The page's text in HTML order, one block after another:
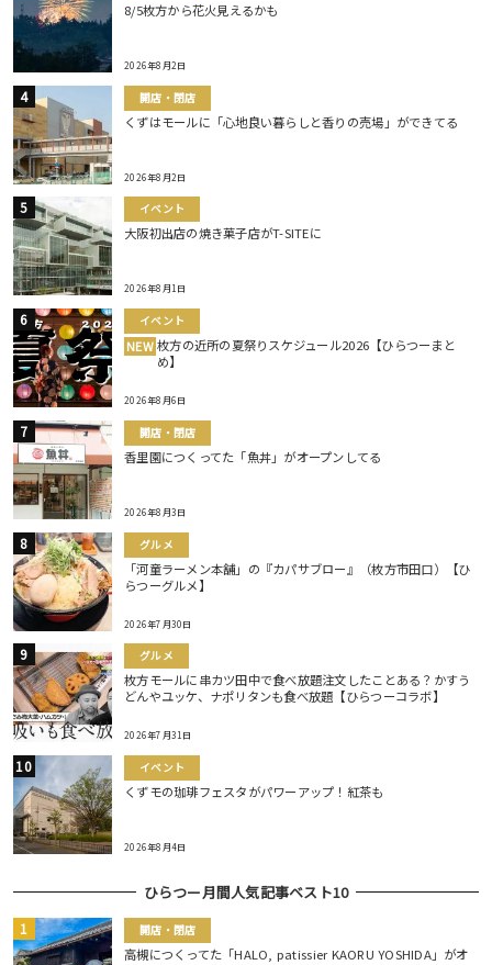
8/5枚方から花火見えるかも
2026年8月2日
開店・閉店
くずはモールに「心地良い暮らしと香りの売場」ができてる
2026年8月2日
イベント
大阪初出店の焼き菓子店がT-SITEに
2026年8月1日
イベント
NEW 枚方の近所の夏祭りスケジュール2026【ひらつーまと
め】
2026年8月6日
開店・閉店
香里園につくってた「魚丼」がオープンしてる
2026年8月3日
グルメ
「河童ラーメン本舗」の『カパサブロー』（枚方市田口）【ひ
らつーグルメ】
2026年7月30日
グルメ
枚方モールに串カツ田中で食べ放題注文したことある？かすう
どんやユッケ、ナポリタンも食べ放題【ひらつーコラボ】
2026年7月31日
イベント
くずモの珈琲フェスタがパワーアップ！紅茶も
2026年8月4日
ひらつー月間人気記事ベスト10
開店・閉店
高槻につくってた「HALO, patissier KAORU YOSHIDA」がオ